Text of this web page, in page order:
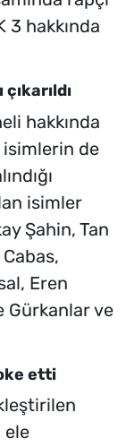
3 hakkında
hakkında
isimlerin de
isimler
Şahin, Tan
Eren
Gürkanlar ve
etti
ele